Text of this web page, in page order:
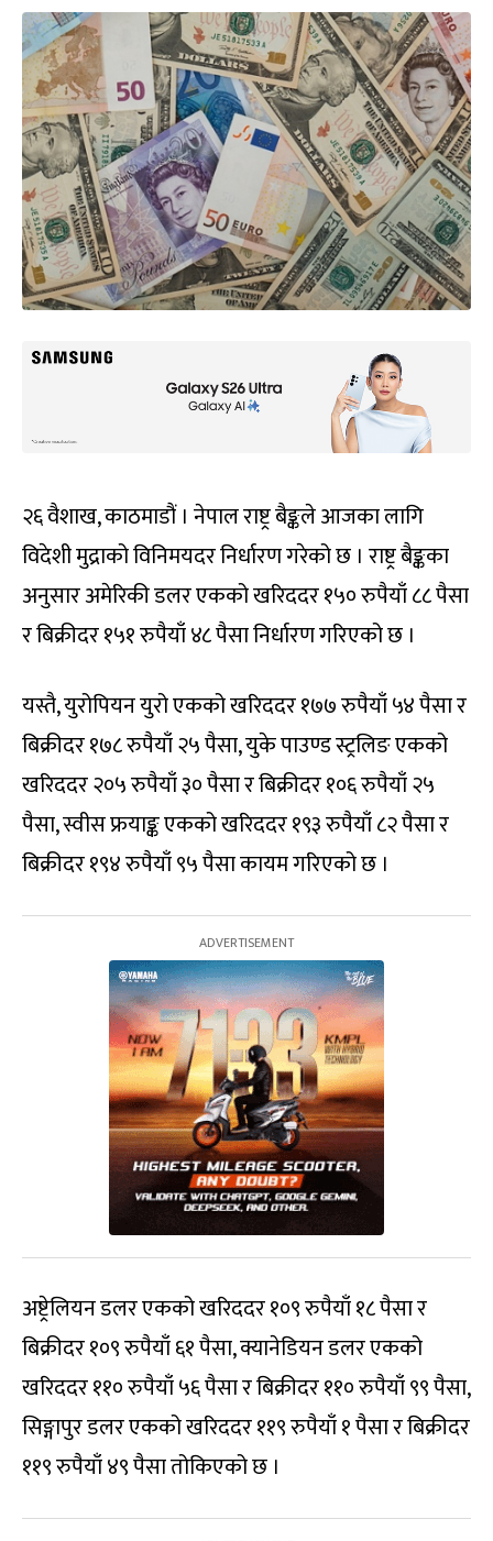
२६ वैशाख, काठमाडौं । नेपाल राष्ट्र बैङ्कले आजका लागि
विदेशी मुद्राको विनिमयदर निर्धारण गरेको छ । राष्ट्र बैङ्कका
अनुसार अमेरिकी डलर एकको खरिददर १५० रुपैयाँ ८८ पैसा
र बिक्रीदर १५१ रुपैयाँ ४८ पैसा निर्धारण गरिएको छ ।
यस्तै, युरोपियन युरो एकको खरिददर १७७ रुपैयाँ ५४ पैसा र
बिक्रीदर १७८ रुपैयाँ २५ पैसा, युके पाउण्ड स्ट्रलिङ एकको
खरिददर २०५ रुपैयाँ ३० पैसा र बिक्रीदर १०६ रुपैयाँ २५
पैसा, स्वीस फ्रयाङ्क एकको खरिददर १९३ रुपैयाँ ८२ पैसा र
बिक्रीदर १९४ रुपैयाँ ९५ पैसा कायम गरिएको छ ।
अष्ट्रेलियन डलर एकको खरिददर १०९ रुपैयाँ १८ पैसा र
बिक्रीदर १०९ रुपैयाँ ६१ पैसा, क्यानेडियन डलर एकको
खरिददर ११० रुपैयाँ ५६ पैसा र बिक्रीदर ११० रुपैयाँ ९९ पैसा,
सिङ्गापुर डलर एकको खरिददर ११९ रुपैयाँ १ पैसा र बिक्रीदर
११९ रुपैयाँ ४९ पैसा तोकिएको छ ।